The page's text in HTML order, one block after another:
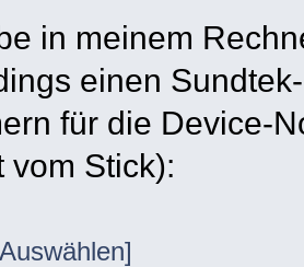
in meinem
einen
für die Device-
vom Stick):